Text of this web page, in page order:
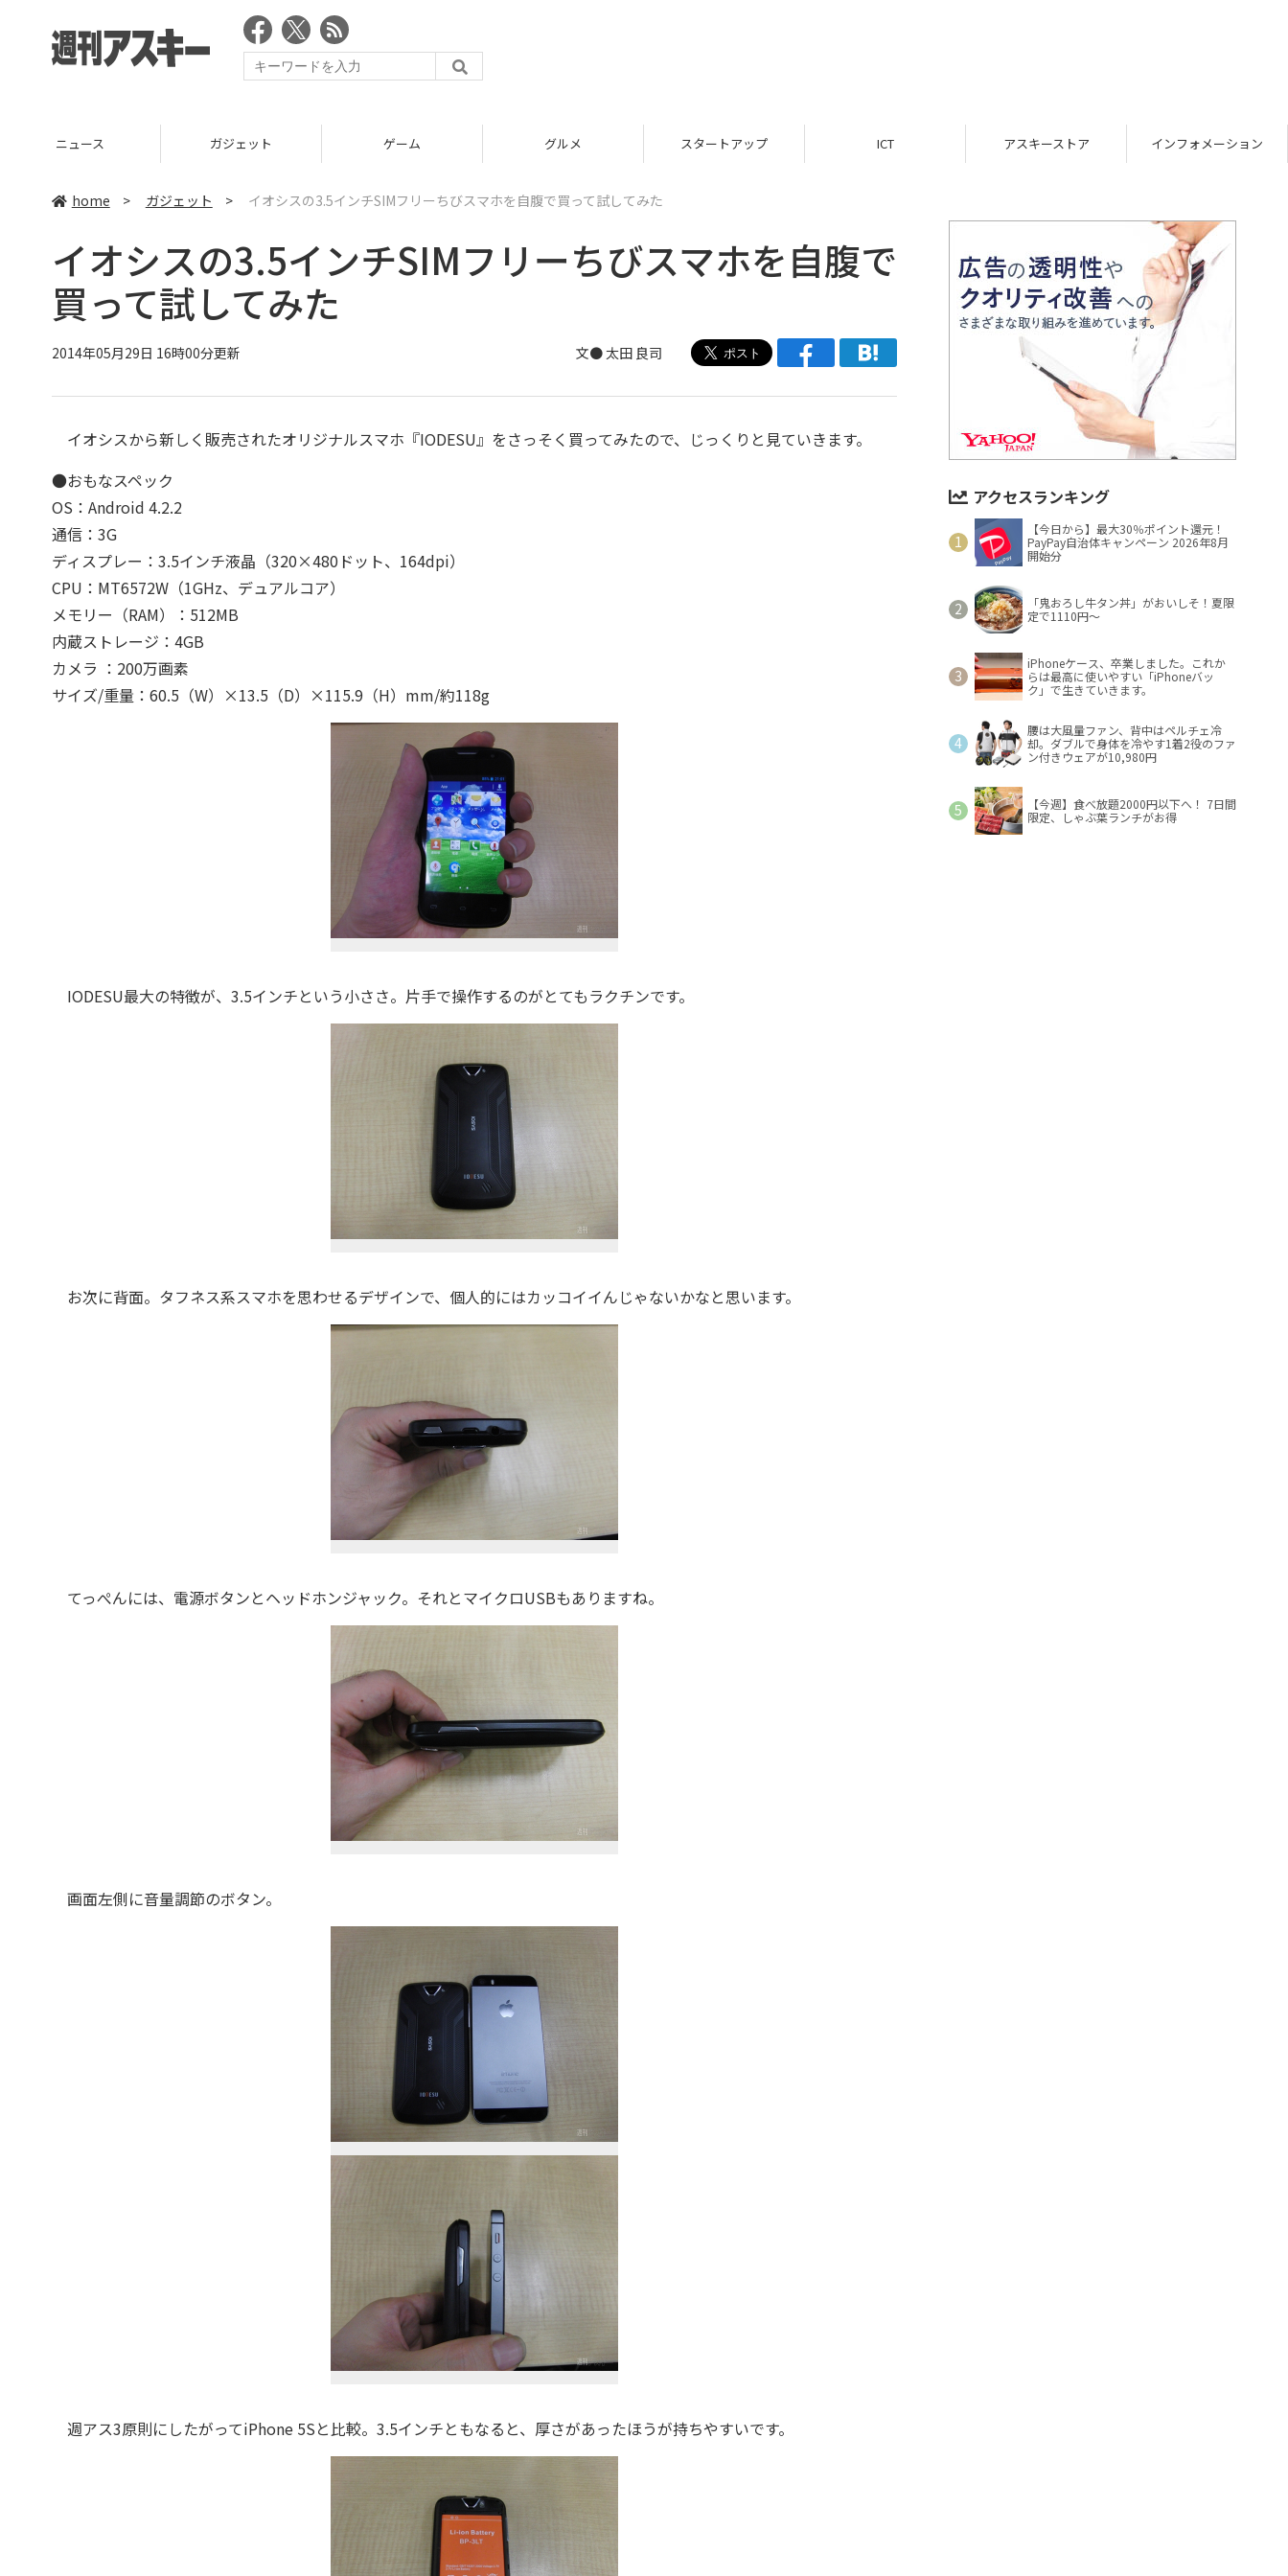
ニュース ガジェット ゲーム グルメ スタートアップ ICT アスキーストア インフォメーション
home > ガジェット > イオシスの3.5インチSIMフリーちびスマホを自腹で買って試してみた
イオシスの3.5インチSIMフリーちびスマホを自腹で
買って試してみた
2014年05月29日 16時00分更新 文●太田 良司
イオシスから新しく販売されたオリジナルスマホ『IODESU』をさっそく買ってみたので、じっくりと見ていきます。
●おもなスペック
OS：Android 4.2.2
通信：3G
ディスプレー：3.5インチ液晶（320×480ドット、164dpi）
CPU：MT6572W（1GHz、デュアルコア）
メモリー（RAM）：512MB
内蔵ストレージ：4GB
カメラ ：200万画素
サイズ/重量：60.5（W）×13.5（D）×115.9（H）mm/約118g
IODESU最大の特徴が、3.5インチという小ささ。片手で操作するのがとてもラクチンです。
お次に背面。タフネス系スマホを思わせるデザインで、個人的にはカッコイイんじゃないかなと思います。
てっぺんには、電源ボタンとヘッドホンジャック。それとマイクロUSBもありますね。
画面左側に音量調節のボタン。
週アス3原則にしたがってiPhone 5Sと比較。3.5インチともなると、厚さがあったほうが持ちやすいです。
アクセスランキング
【今日から】最大30％ポイント還元！
PayPay自治体キャンペーン 2026年8月
開始分
「鬼おろし牛タン丼」がおいしそ！夏限
定で1110円～
iPhoneケース、卒業しました。これか
らは最高に使いやすい「iPhoneバッ
ク」で生きていきます。
腰は大風量ファン、背中はペルチェ冷
却。ダブルで身体を冷やす1着2役のファ
ン付きウェアが10,980円
【今週】食べ放題2000円以下へ！ 7日間
限定、しゃぶ葉ランチがお得